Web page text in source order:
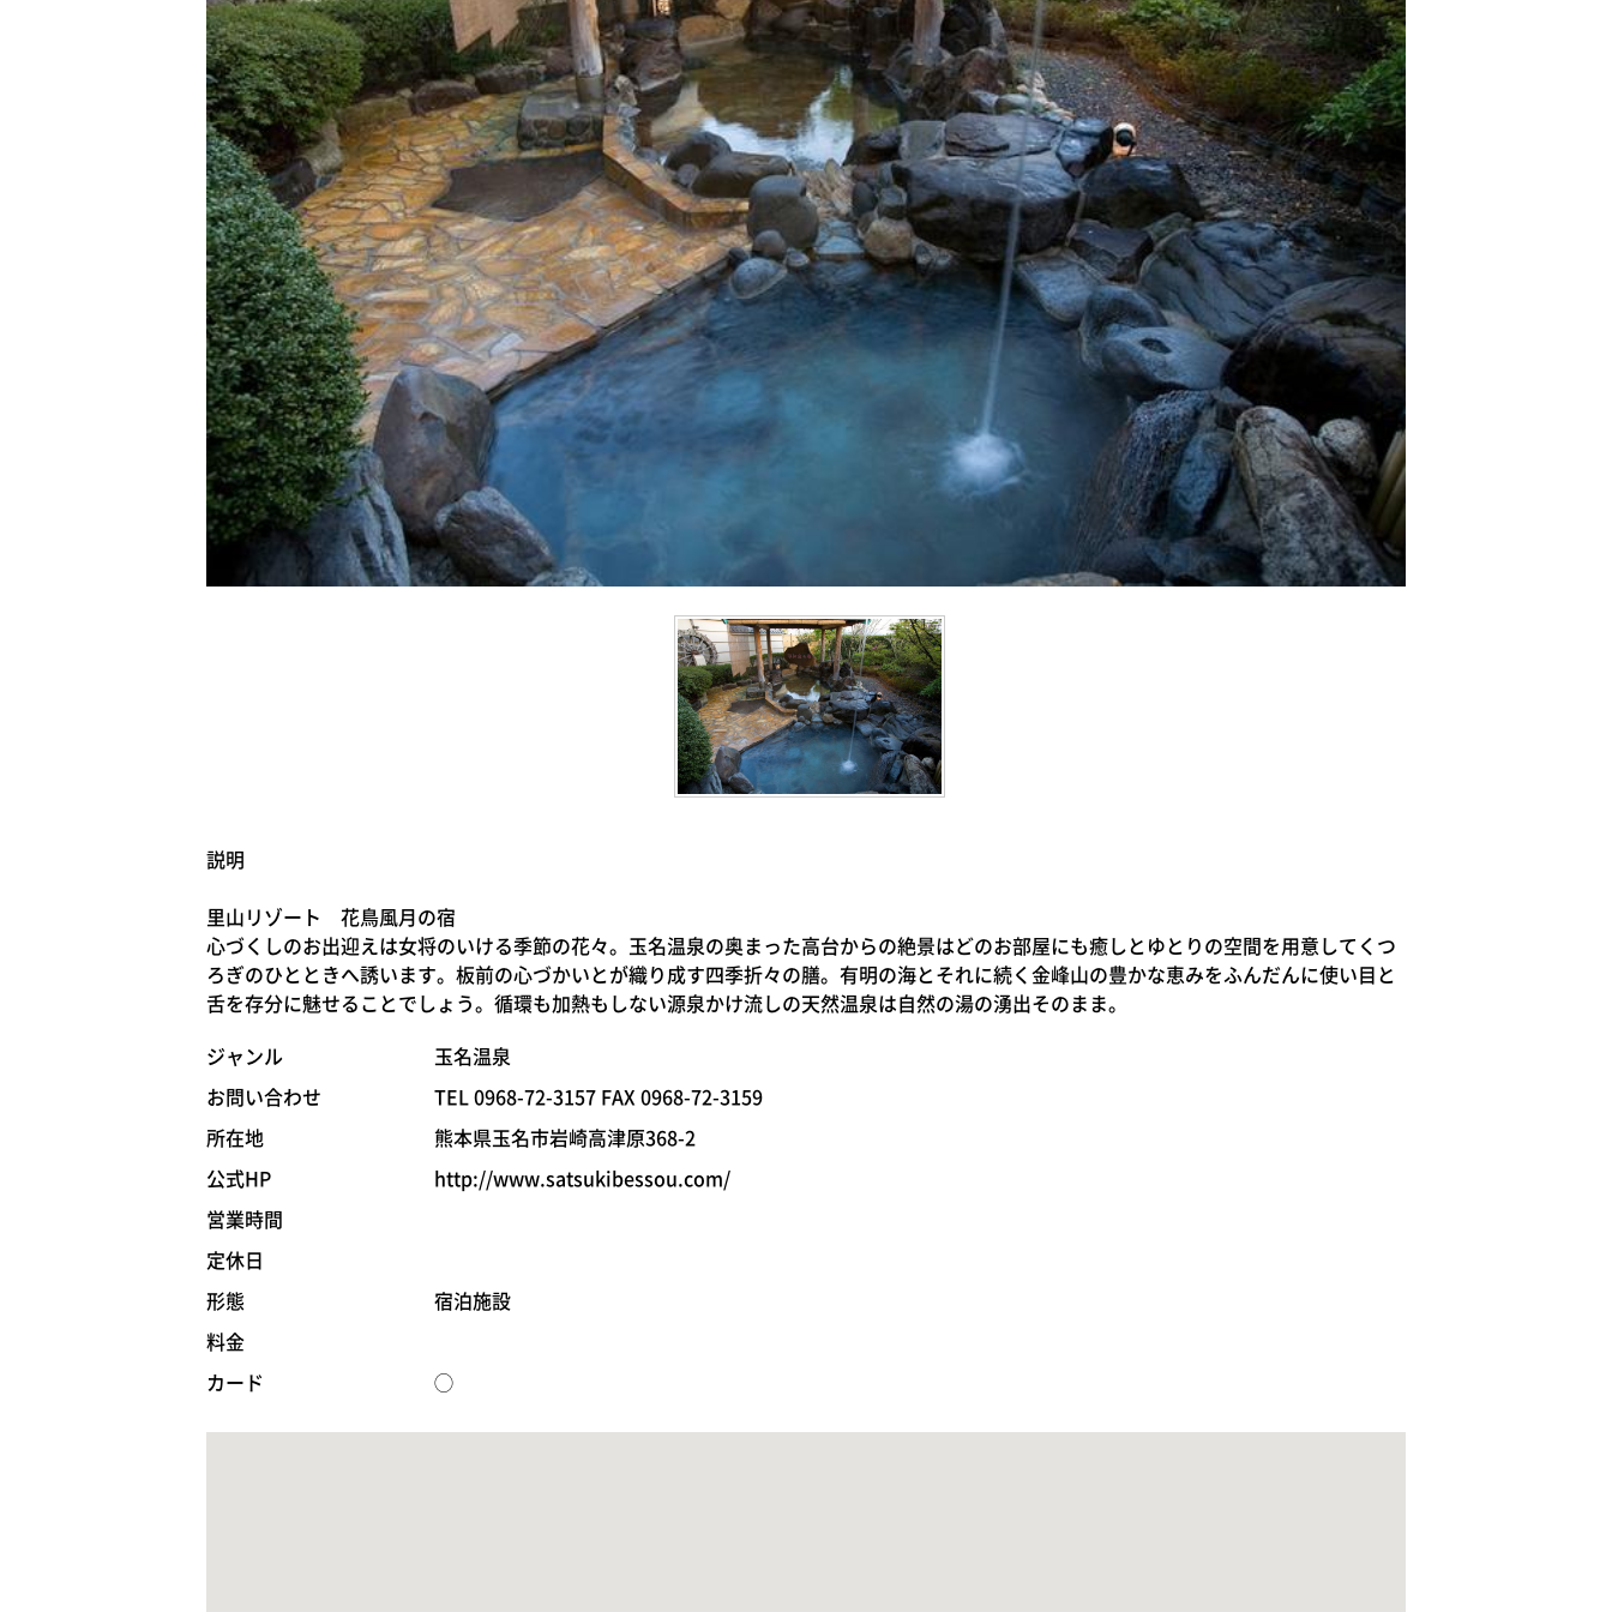
説明
里山リゾート 花鳥風月の宿
心づくしのお出迎えは女将のいける季節の花々。玉名温泉の奥まった高台からの絶景はどのお部屋にも癒しとゆとりの空間を用意してくつ
ろぎのひとときへ誘います。板前の心づかいとが織り成す四季折々の膳。有明の海とそれに続く金峰山の豊かな恵みをふんだんに使い目と
舌を存分に魅せることでしょう。循環も加熱もしない源泉かけ流しの天然温泉は自然の湯の湧出そのまま。
ジャンル
玉名温泉
お問い合わせ
TEL 0968-72-3157 FAX 0968-72-3159
所在地
熊本県玉名市岩崎高津原368-2
公式HP
http://www.satsukibessou.com/
営業時間
定休日
形態
宿泊施設
料金
カード
◯